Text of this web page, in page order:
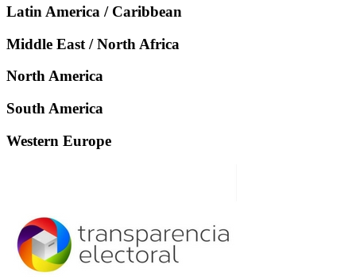
Latin America / Caribbean
Middle East / North Africa
North America
South America
Western Europe